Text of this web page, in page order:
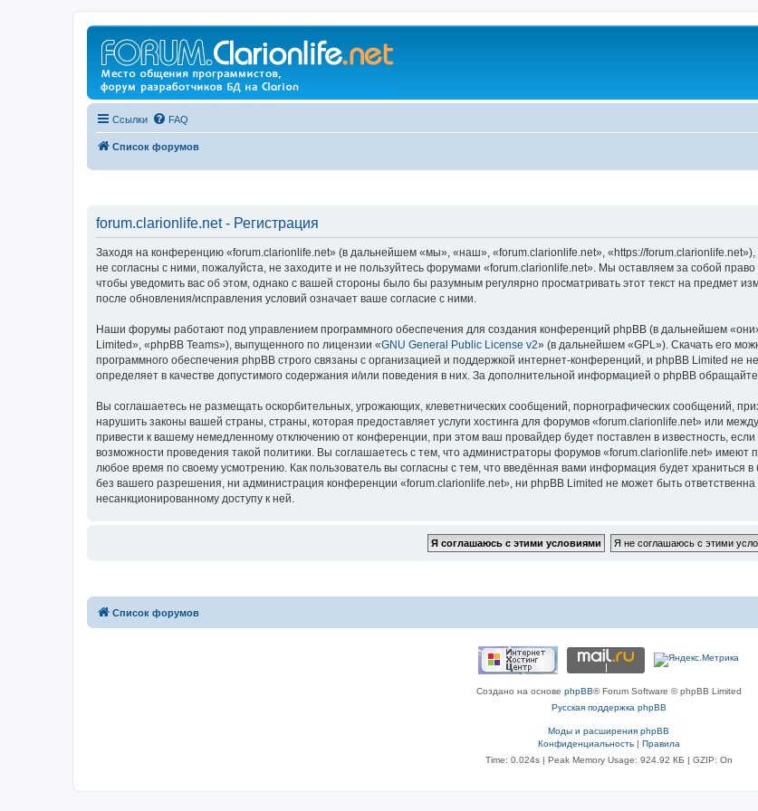
Ссылки FAQ
Список форумов
forum.clarionlife.net - Регистрация
Заходя на конференцию «forum.clarionlife.net» (в дальнейшем «мы», «наш», «forum.clarionlife.net», «https://
не согласны с ними, пожалуйста, не заходите и не пользуйтесь форумами «forum.clarionlife.net». Мы оставляем за собой
чтобы уведомить вас об этом, однако с вашей стороны было бы разумным регулярно просматривать этот текст на предмет
после обновления/исправления условий означает ваше согласие с ними.
Наши форумы работают под управлением программного обеспечения для создания конференций phpBB (в дальнейшем
Limited», «phpBB Teams»), выпущенного по лицензии «GNU General Public License v2» (в дальнейшем «GPL»). Скачать его
программного обеспечения phpBB строго связаны с организацией и поддержкой интернет-конференций, и phpBB Limited не
определяет в качестве допустимого содержания и/или поведения в них. За дополнительной информацией о phpBB
Вы соглашаетесь не размещать оскорбительных, угрожающих, клеветнических сообщений, порнографических сообщений,
нарушить законы вашей страны, страны, которая предоставляет услуги хостинга для форумов «forum.clarionlife.net» или
привести к вашему немедленному отключению от конференции, при этом ваш провайдер будет поставлен в известность,
возможности проведения такой политики. Вы соглашаетесь с тем, что администраторы форумов «forum.clarionlife.net» имеют
любое время по своему усмотрению. Как пользователь вы согласны с тем, что введённая вами информация будет
без вашего разрешения, ни администрация конференции «forum.clarionlife.net», ни phpBB Limited не может быть ответственна
несанкционированному доступу к ней.
Список форумов
Создано на основе phpBB® Forum Software © phpBB Limited
Русская поддержка phpBB
Моды и расширения phpBB
Конфиденциальность| Правила
Time: 0.024s| Peak Memory Usage: 924.92 КБ | GZIP: On